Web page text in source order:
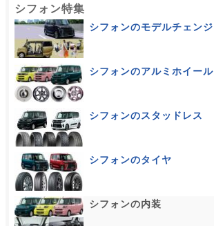
シフォン特集
シフォンのモデルチェンジ
シフォンのアルミホイール
シフォンのスタッドレス
シフォンのタイヤ
シフォンの内装